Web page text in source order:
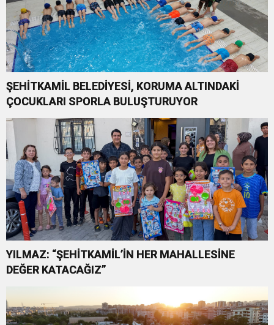
ŞEHİTKAMİL BELEDİYESİ, KORUMA ALTINDAKİ
ÇOCUKLARI SPORLA BULUŞTURUYOR
YILMAZ: “ŞEHİTKAMİL’İN HER MAHALLESİNE
DEĞER KATACAĞIZ”